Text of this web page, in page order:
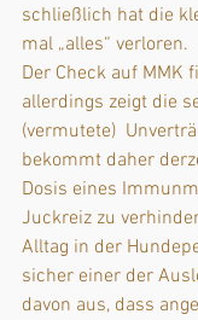
schließlich hat die
mal „alles“ verloren.
Der Check auf MMK
allerdings zeigt die
(vermutete)
bekommt daher
Dosis eines
Juckreiz zu
Alltag in der
sicher einer der
davon aus, dass